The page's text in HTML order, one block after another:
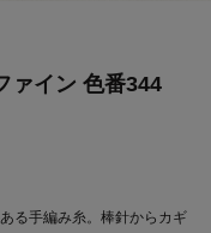
ァイン 色番344
る手編み糸。棒針からカギ